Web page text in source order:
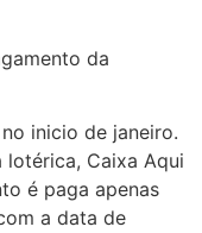
da
inicio de janeiro.
lotérica, Caixa Aqui
é paga apenas
a data de